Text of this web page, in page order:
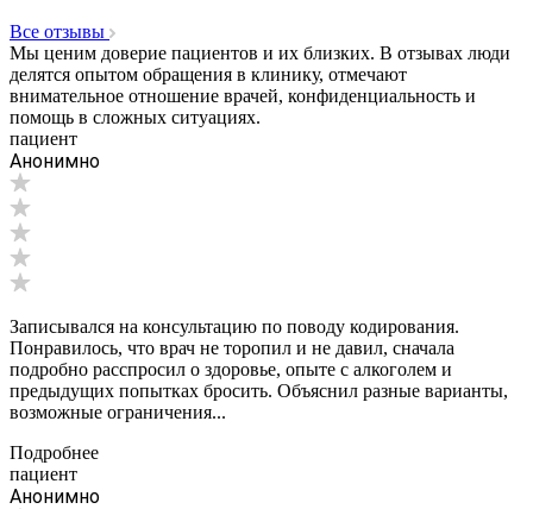
Все отзывы
Мы ценим доверие пациентов и их близких. В отзывах люди
делятся опытом обращения в клинику, отмечают
внимательное отношение врачей, конфиденциальность и
помощь в сложных ситуациях.
пациент
Анонимно
Записывался на консультацию по поводу кодирования.
Понравилось, что врач не торопил и не давил, сначала
подробно расспросил о здоровье, опыте с алкоголем и
предыдущих попытках бросить. Объяснил разные варианты,
возможные ограничения...
Подробнее
пациент
Анонимно